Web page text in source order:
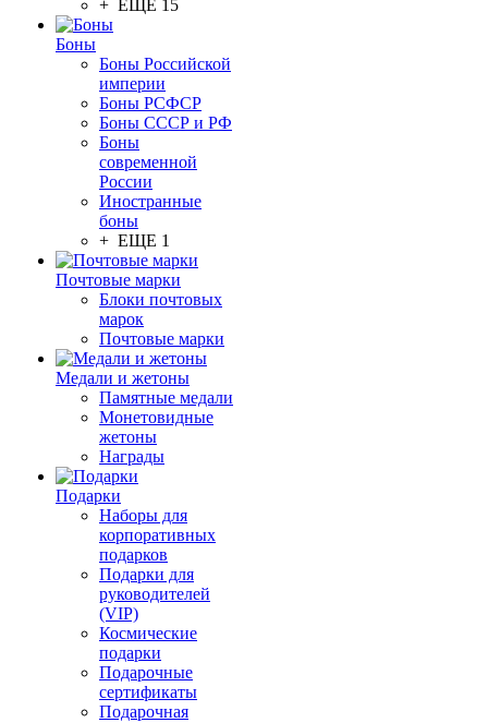
+ ЕЩЕ 15
Боны
Боны Российской
империи
Боны РСФСР
Боны СССР и РФ
Боны
современной
России
Иностранные
боны
+ ЕЩЕ 1
Почтовые марки
Блоки почтовых
марок
Почтовые марки
Медали и жетоны
Памятные медали
Монетовидные
жетоны
Награды
Подарки
Наборы для
корпоративных
подарков
Подарки для
руководителей
(VIP)
Космические
подарки
Подарочные
сертификаты
Подарочная